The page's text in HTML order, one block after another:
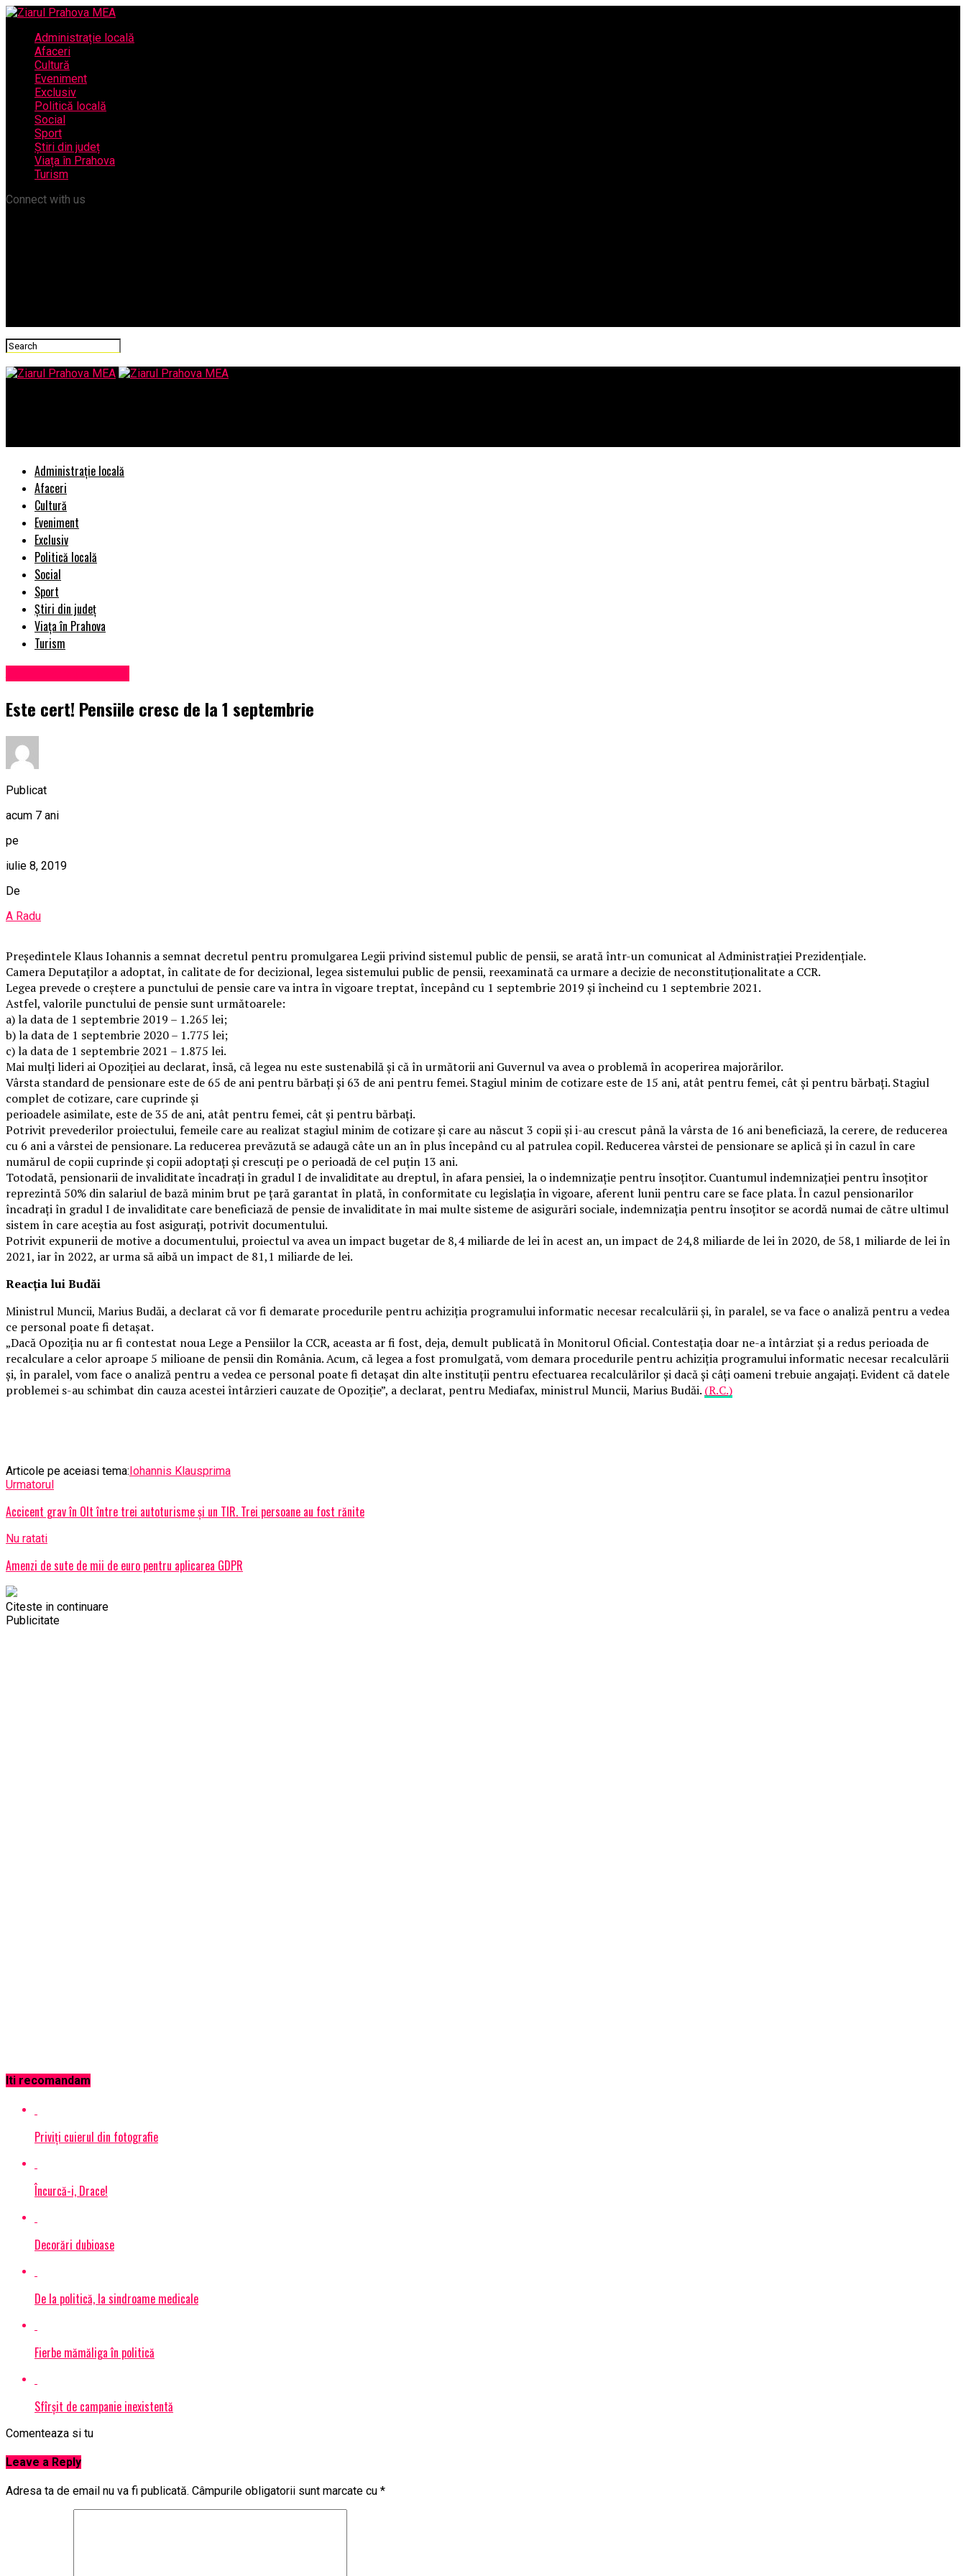
Administrație locală
Afaceri
Cultură
Eveniment
Exclusiv
Politică locală
Social
Sport
Știri din județ
Viața în Prahova
Turism
Connect with us
Administrație locală
Afaceri
Cultură
Eveniment
Exclusiv
Politică locală
Social
Sport
Știri din județ
Viața în Prahova
Turism
Este cert! Pensiile cresc de la 1 septembrie
Publicat
acum 7 ani
pe
iulie 8, 2019
De
A Radu
Președintele Klaus Iohannis a semnat decretul pentru promulgarea Legii privind sistemul public de pensii, se arată într-un comunicat al Administrației Prezidențiale.
Camera Deputaților a adoptat, în calitate de for decizional, legea sistemului public de pensii, reexaminată ca urmare a decizie de neconstituționalitate a CCR.
Legea prevede o creștere a punctului de pensie care va intra în vigoare treptat, începând cu 1 septembrie 2019 și încheind cu 1 septembrie 2021.
Astfel, valorile punctului de pensie sunt următoarele:
a) la data de 1 septembrie 2019 – 1.265 lei;
b) la data de 1 septembrie 2020 – 1.775 lei;
c) la data de 1 septembrie 2021 – 1.875 lei.
Mai mulți lideri ai Opoziției au declarat, însă, că legea nu este sustenabilă și că în următorii ani Guvernul va avea o problemă în acoperirea majorărilor.
Vârsta standard de pensionare este de 65 de ani pentru bărbaţi şi 63 de ani pentru femei. Stagiul minim de cotizare este de 15 ani, atât pentru femei, cât şi pentru bărbaţi. Stagiul
complet de cotizare, care cuprinde și
perioadele asimilate, este de 35 de ani, atât pentru femei, cât şi pentru bărbaţi.
Potrivit prevederilor proiectului, femeile care au realizat stagiul minim de cotizare și care au născut 3 copii și i-au crescut până la vârsta de 16 ani beneficiază, la cerere, de reducerea
cu 6 ani a vârstei de pensionare. La reducerea prevăzută se adaugă câte un an în plus începând cu al patrulea copil. Reducerea vârstei de pensionare se aplică şi în cazul în care
numărul de copii cuprinde şi copii adoptați și crescuți pe o perioadă de cel puțin 13 ani.
Totodată, pensionarii de invaliditate încadraţi în gradul I de invaliditate au dreptul, în afara pensiei, la o indemnizaţie pentru însoţitor. Cuantumul indemnizației pentru însoțitor
reprezintă 50% din salariul de bază minim brut pe țară garantat în plată, în conformitate cu legislația în vigoare, aferent lunii pentru care se face plata. În cazul pensionarilor
încadraţi în gradul I de invaliditate care beneficiază de pensie de invaliditate în mai multe sisteme de asigurări sociale, indemnizaţia pentru însoţitor se acordă numai de către ultimul
sistem în care aceştia au fost asiguraţi, potrivit documentului.
Potrivit expunerii de motive a documentului, proiectul va avea un impact bugetar de 8,4 miliarde de lei în acest an, un impact de 24,8 miliarde de lei în 2020, de 58,1 miliarde de lei în
2021, iar în 2022, ar urma să aibă un impact de 81,1 miliarde de lei.
Reacția lui Budăi
Ministrul Muncii, Marius Budăi, a declarat că vor fi demarate procedurile pentru achiziția programului informatic necesar recalculării și, în paralel, se va face o analiză pentru a vedea
ce personal poate fi detașat.
„Dacă Opoziția nu ar fi contestat noua Lege a Pensiilor la CCR, aceasta ar fi fost, deja, demult publicată în Monitorul Oficial. Contestația doar ne-a întârziat și a redus perioada de
recalculare a celor aproape 5 milioane de pensii din România. Acum, că legea a fost promulgată, vom demara procedurile pentru achiziția programului informatic necesar recalculării
și, în paralel, vom face o analiză pentru a vedea ce personal poate fi detașat din alte instituții pentru efectuarea recalculărilor și dacă și câți oameni trebuie angajați. Evident că datele
problemei s-au schimbat din cauza acestei întârzieri cauzate de Opoziție”, a declarat, pentru Mediafax, ministrul Muncii, Marius Budăi. (R.C.)
Articole pe aceiasi tema:Iohannis Klausprima
Urmatorul
Accicent grav în Olt între trei autoturisme şi un TIR. Trei persoane au fost rănite
Nu ratati
Amenzi de sute de mii de euro pentru aplicarea GDPR
Citeste in continuare
Publicitate
Iti recomandam
Priviţi cuierul din fotografie
Încurcă-i, Drace!
Decorări dubioase
De la politică, la sindroame medicale
Fierbe mămăliga în politică
Sfîrșit de campanie inexistentă
Comenteaza si tu
Leave a Reply
Adresa ta de email nu va fi publicată. Câmpurile obligatorii sunt marcate cu *